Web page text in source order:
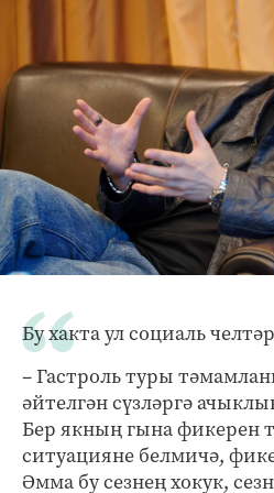
Бу хакта ул социаль
– Гастроль туры
әйтелгән сүзләргә
Бер якның гына фикерен
ситуацияне белмичә,
Әмма бу сезнең хокук,